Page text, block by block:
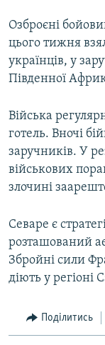
Озброєні
цього тижня
українців, у
Південної
Війська
готель. Вночі
заручників. У
військових
злочині
Севаре є
розташований
Збройні сили
діють у регіоні
Поділитись